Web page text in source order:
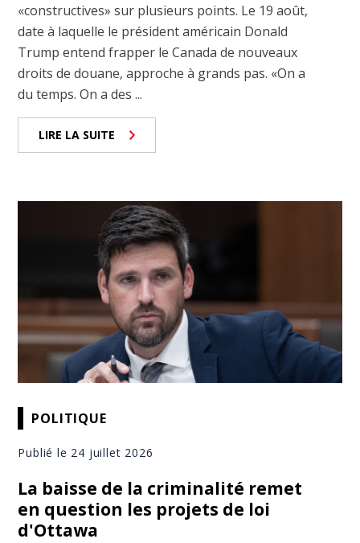
«constructives» sur plusieurs points. Le 19 août,
date à laquelle le président américain Donald
Trump entend frapper le Canada de nouveaux
droits de douane, approche à grands pas. «On a
du temps. On a des ...
LIRE LA SUITE
POLITIQUE
Publié le 24 juillet 2026
La baisse de la criminalité remet
en question les projets de loi
d'Ottawa